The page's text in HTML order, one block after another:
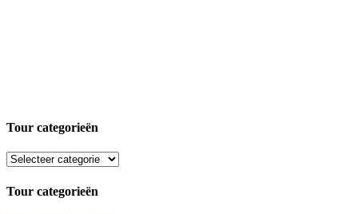
Tour categorieën
Tour categorieën